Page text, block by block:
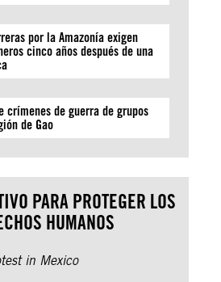
por la Amazonía exigen
cinco años después de una
crímenes de guerra de grupos
de Gao
PARA PROTEGER LOS
HUMANOS